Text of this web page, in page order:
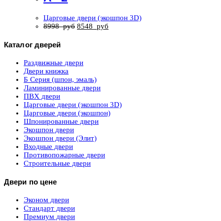
Царговые двери (экошпон 3D)
8998руб 8548 руб
Каталог дверей
Раздвижные двери
Двери книжка
Б Серия (шпон, эмаль)
Ламинированные двери
ПВХ двери
Царговые двери (экошпон 3D)
Царговые двери (экошпон)
Шпонированные двери
Экошпон двери
Экошпон двери (Элит)
Входные двери
Противопожарные двери
Строительные двери
Двери по цене
Эконом двери
Стандарт двери
Премиум двери